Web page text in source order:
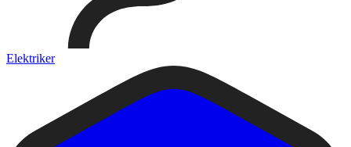
Elektriker